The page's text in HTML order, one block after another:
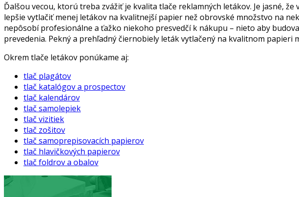
Ďalšou vecou, ktorú treba zvážiť je kvalita tlače reklamných letákov. Je jasné,
lepšie vytlačiť menej letákov na kvalitnejší papier než obrovské množstvo na
nepôsobí profesionálne a ťažko niekoho presvedčí k nákupu – nieto aby
prevedenia. Pekný a prehľadný čiernobiely leták vytlačený na kvalitnom
Okrem tlače letákov ponúkame aj:
tlač plagátov
tlač katalógov a prospectov
tlač kalendárov
tlač samolepiek
tlač vizitiek
tlač zošitov
tlač samoprepisovacích papierov
tlač hlavičkových papierov
tlač foldrov a obalov